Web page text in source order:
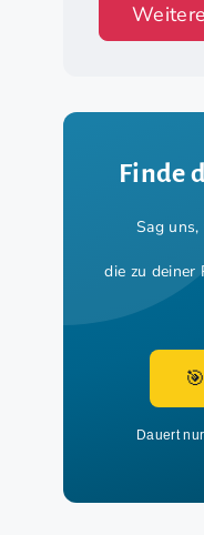
Finde
Sag
die zu deiner
Dauert